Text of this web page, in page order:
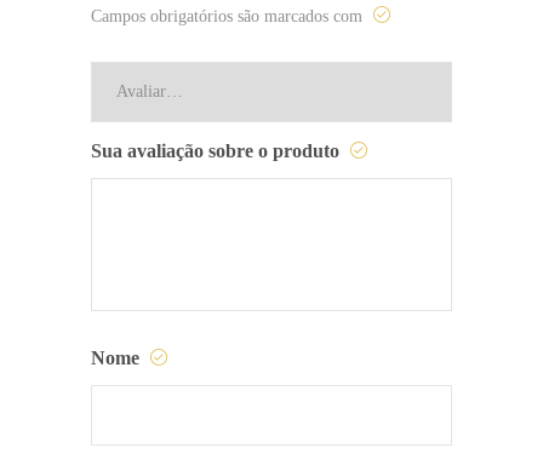
Campos obrigatórios são marcados com
Sua avaliação sobre o produto
Nome